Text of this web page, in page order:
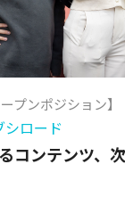
プンポジション】
ロード
コンテンツ、